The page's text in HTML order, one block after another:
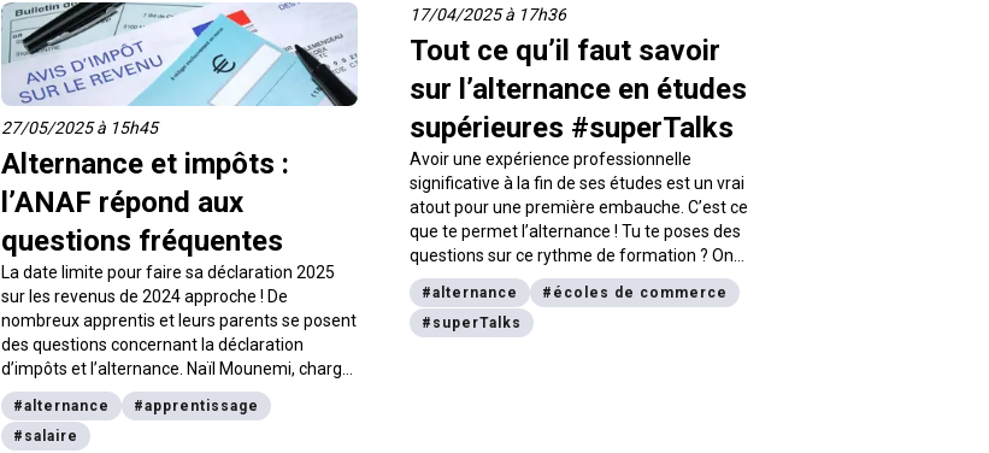
sur les avantages de l’alternance et des
conseils pour réussir ta recherche d’entreprise
grâce aux méthodes de Stephenson
Formation.
27/05/2025 à 15h45
Alternance et impôts :
l’ANAF répond aux
questions fréquentes
La date limite pour faire sa déclaration 2025
sur les revenus de 2024 approche ! De
nombreux apprentis et leurs parents se posent
des questions concernant la déclaration
d’impôts et l’alternance. Naïl Mounemi, chargé
d’ingénierie juridique et de plaidoyer à l’ANAF
(Association des Apprentis de France), a
répondu à nos questions sur la déclaration
#alternance #apprentissage
# salaire
17/04/2025 à 17h36
Tout ce qu’il faut savoir
sur l’alternance en études
supérieures #superTalks
Avoir une expérience professionnelle
significative à la fin de ses études est un vrai
atout pour une première embauche. C’est ce
que te permet l’alternance ! Tu te poses des
questions sur ce rythme de formation ? On
reprend l’essentiel à savoir.
#alternance # écoles de commerce
# superTalks